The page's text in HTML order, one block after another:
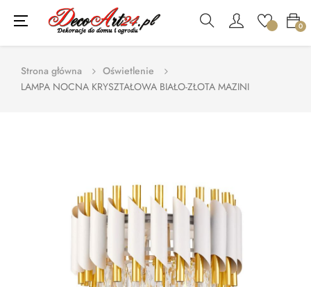
0
Toggle
navigation
☰
Strona główna
Oświetlenie
LAMPA NOCNA KRYSZTAŁOWA BIAŁO-ZŁOTA MAZINI